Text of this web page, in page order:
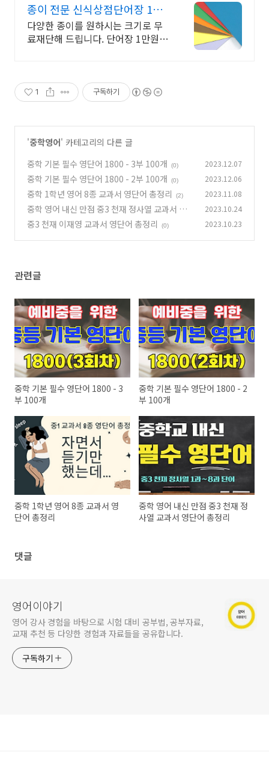
종이 전문 신식상점단어장 1만
원+배송비무료 당일출고
다양한 종이를 원하시는 크기로 무
료재단해 드립니다. 단어장 1만원이
1 구독하기
'중학영어' 카테고리의 다른 글
중학 기본 필수 영단어 1800 - 3부 100개
(0) 2023.12.07
중학 기본 필수 영단어 1800 - 2부 100개 (0) 2023.12.06
중학 1학년 영어 8종 교과서 영단어 총정리 (2) 2023.11.08
중학 영어 내신 만점 중3 천재 정사열 교과서 영
단어 총정리 (0)
2023.10.24
중3 천재 이재영 교과서 영단어 총정리 (0) 2023.10.23
관련글
중학 기본 필수 영단어 1800 - 3
부 100개
중학 기본 필수 영단어 1800 - 2
부 100개
중학 1학년 영어 8종 교과서 영
단어 총정리
중학 영어 내신 만점 중3 천재 정
사열 교과서 영단어 총정리
댓글
영어이야기
영어 강사 경험을 바탕으로 시험 대비 공부법, 공부자료,
교재 추천 등 다양한 경험과 자료들을 공유합니다.
구독하기